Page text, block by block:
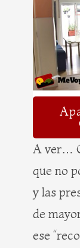
A ver…
que no
y las
de
ese